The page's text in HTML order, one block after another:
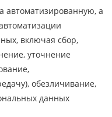
автоматизированную, а
включая сбор,
уточнение
обезличивание,
данных